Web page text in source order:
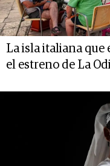
La isla italiana
el estreno de La